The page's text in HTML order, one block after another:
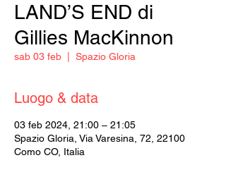
LAND’S END di
Gillies MacKinnon
sab 03 feb Spazio Gloria
Luogo & data
03 feb 2024, 21:00 – 21:05
Spazio Gloria, Via Varesina, 72, 22100
Como CO, Italia